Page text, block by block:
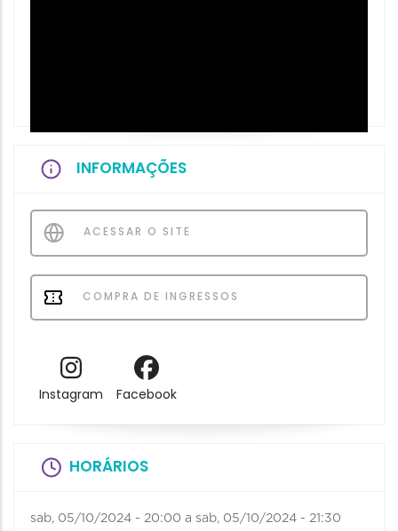
INFORMAÇÕES
ACESSAR O SITE
COMPRA DE INGRESSOS
Instagram Facebook
HORÁRIOS
sab, 05/10/2024 - 20:00 a sab, 05/10/2024 - 21:30